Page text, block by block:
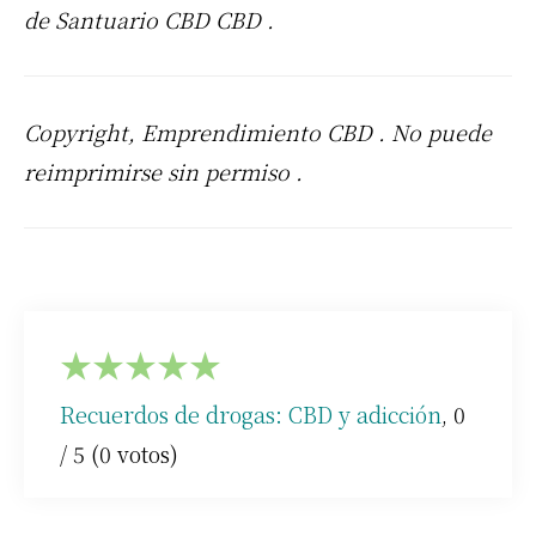
de Santuario CBD CBD.
Copyright, Emprendimiento CBD. No puede
reimprimirse sin permiso .
★★★★★
Recuerdos de drogas: CBD y adicción, 0
/5 (0 votos)